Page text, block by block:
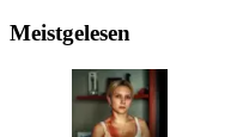
Meistgelesen